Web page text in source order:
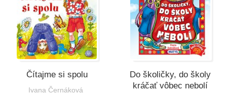
Čítajme si spolu
Ivana Černáková
Do školičky, do školy
kráčať vôbec nebolí